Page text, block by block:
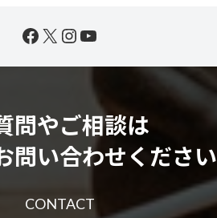
Facebook
X Instagram
YouTube
問やご相談は
問い合わせください
CONTACT